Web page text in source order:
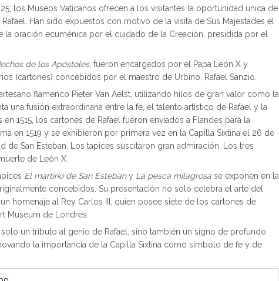
los Museos Vaticanos ofrecen a los visitantes la oportunidad única de
Han sido expuestos con motivo de la visita de Sus Majestades el
la oración ecuménica por el cuidado de la Creación, presidida por el
de los Apóstoles, fueron encargados por el Papa León X y
(cartones) concebidos por el maestro de Urbino, Rafael Sanzio.
flamenco Pieter Van Aelst, utilizando hilos de gran valor como la
una fusión extraordinaria entre la fe, el talento artístico de Rafael y la
1515, los cartones de Rafael fueron enviados a Flandes para la
en 1519 y se exhibieron por primera vez en la Capilla Sixtina el 26 de
de San Esteban. Los tapices suscitaron gran admiración. Los tres
de León X.
El martirio de San Estebany La pesca milagrosa se exponen en la
concebidos. Su presentación no solo celebra el arte del
homenaje al Rey Carlos III, quien posee siete de los cartones de
Museum de Londres.
un tributo al genio de Rafael, sino también un signo de profundo
la importancia de la Capilla Sixtina como símbolo de fe y de